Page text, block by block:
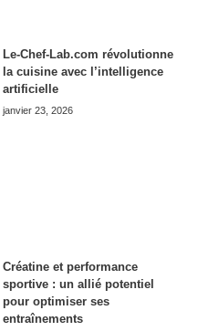
Le-Chef-Lab.com révolutionne
la cuisine avec l’intelligence
artificielle
janvier 23, 2026
Créatine et performance
sportive : un allié potentiel
pour optimiser ses
entraînements